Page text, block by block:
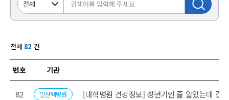
전체 82 건
번호 기관
82 일산백병원 [대학병원 건강정보] 갱년기인 줄 알았는데 갑